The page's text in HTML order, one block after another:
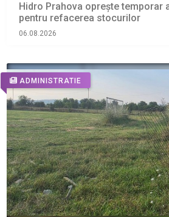
Hidro Prahova oprește temporar
pentru refacerea stocurilor
06.08.2026
ADMINISTRATIE